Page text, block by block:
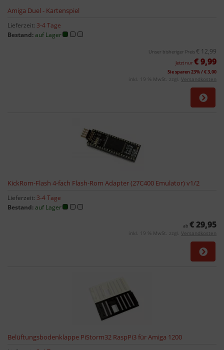
Amiga Duel - Kartenspiel
Lieferzeit: 3-4 Tage
Bestand:auf Lager
Unser bisheriger Preis € 12,99
Jetzt nur€ 9,99
Sie sparen 23% / € 3,00
inkl. 19 % MwSt. zzgl. Versandkosten
KickRom-Flash 4-fach Flash-Rom Adapter (27C400 Emulator) v1/2
Lieferzeit: 3-4 Tage
Bestand:auf Lager
ab € 29,95
inkl. 19 % MwSt. zzgl. Versandkosten
Belüftungsbodenklappe PiStorm32 RaspPi3 für Amiga 1200